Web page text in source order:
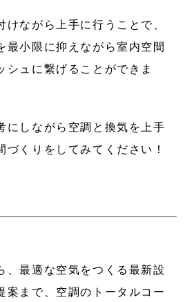
けながら上手に行うことで、
最小限に抑えながら室内空間
シュに繋げることができま
にしながら空調と換気を上手
づくりをしてみてください！
、最適な空気をつくる最新設
案まで、空調のトータルコー